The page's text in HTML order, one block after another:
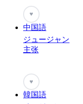
♥
中国語
ジュージャン
主张
♥
韓国語